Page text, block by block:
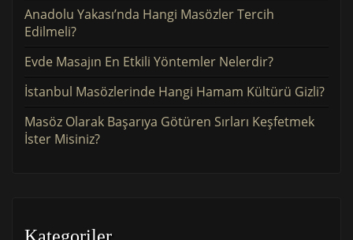
Anadolu Yakası’nda Hangi Masözler Tercih
Edilmeli?
Evde Masajın En Etkili Yöntemler Nelerdir?
İstanbul Masözlerinde Hangi Hamam Kültürü Gizli?
Masöz Olarak Başarıya Götüren Sırları Keşfetmek
İster Misiniz?